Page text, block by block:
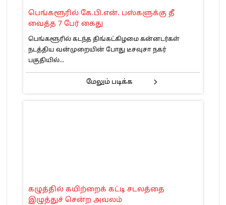
பெங்களூரில் கே.பி.என். பஸ்களுக்கு தீ
வைத்த 7 பேர் கைது
பெங்களூரில் கடந்த திங்கட்கிழமை கன்னடர்கள்
நடத்திய வன்முறையின் போது டீசவுசா நகர்
பகுதியில்...
மேலும் படிக்க
கழுத்தில் கயிற்றைக் கட்டி சடலத்தை
இழுத்துச் சென்ற அவலம்